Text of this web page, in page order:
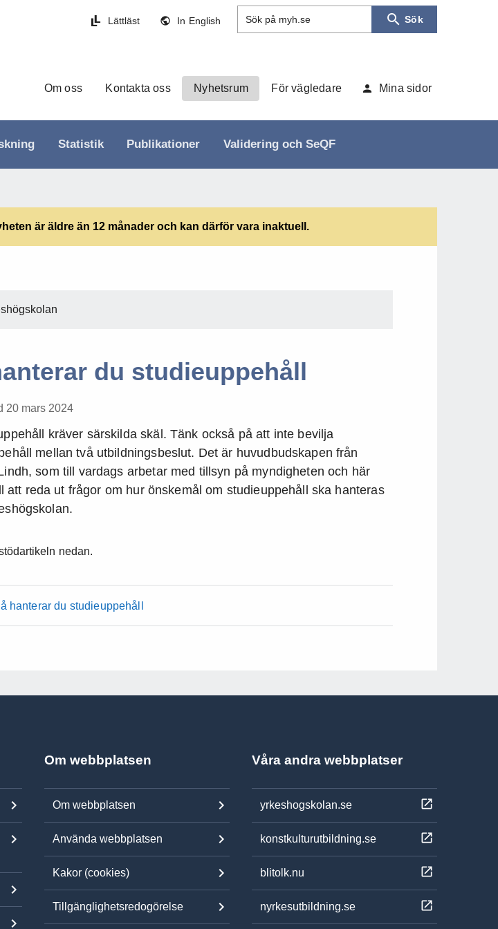
Lättläst In English Sök på myh.se Sök
Om oss Kontakta oss Nyhetsrum För vägledare Mina sidor
Statistik Publikationer Validering och SeQF
är äldre än 12 månader och kan därför vara inaktuell.
du studieuppehåll
20 mars 2024
kräver särskilda skäl. Tänk också på att inte bevilja
mellan två utbildningsbeslut. Det är huvudbudskapen från
som till vardags arbetar med tillsyn på myndigheten och här
att reda ut frågor om hur önskemål om studieuppehåll ska hanteras
nedan.
hanterar du studieuppehåll
Om webbplatsen
Om webbplatsen
Använda webbplatsen
Kakor (cookies)
Tillgänglighetsredogörelse
Våra andra webbplatser
yrkeshogskolan.se
konstkulturutbildning.se
blitolk.nu
nyrkesutbildning.se